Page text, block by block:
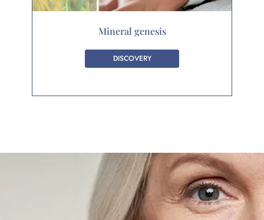
Mineral genesis
DISCOVERY